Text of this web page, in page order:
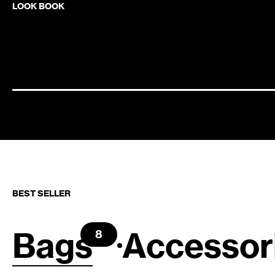
LOOK BOOK
BEST SELLER
Bags8